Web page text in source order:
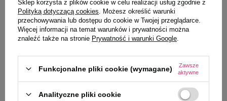
- +
Do koszyka
- +
Do koszyka
Sklep korzysta z plików cookie w celu realizacji usług zgodnie z
Polityką dotyczącą cookies . Możesz określić warunki
przechowywania lub dostępu do cookie w Twojej przeglądarce.
Więcej informacji na temat warunków i prywatności można
znaleźć także na stronie Prywatność i warunki Google
Funkcjonalne pliki cookie (wymagane)
Zawsze
aktywne
Analityczne pliki cookie